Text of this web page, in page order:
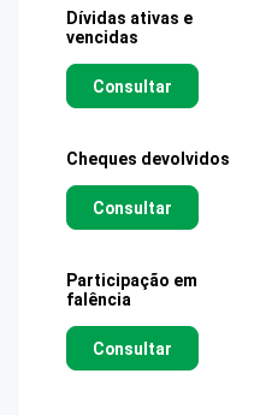
Dívidas ativas e
vencidas
Consultar
Cheques devolvidos
Consultar
Participação em
falência
Consultar